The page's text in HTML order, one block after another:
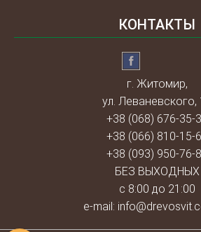
КОНТАКТЫ
г. Житомир,
ул. Леваневского,
+38 (068) 676-35-
+38 (066) 810-15-
+38 (093) 950-76-
БЕЗ ВЫХОДНЫХ
с 8:00 до 21:00
e-mail: